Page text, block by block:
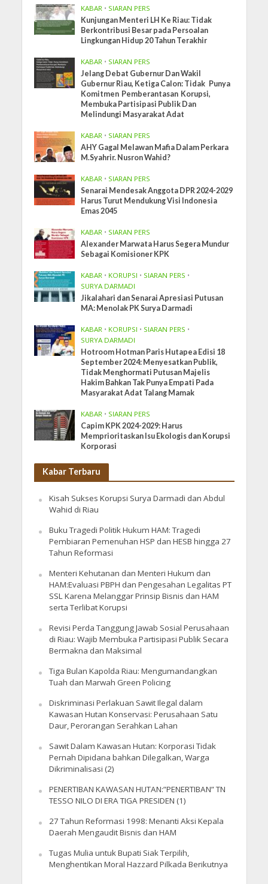
KABAR • SIARAN PERS
Kunjungan Menteri LH Ke Riau: Tidak
Berkontribusi Besar pada Persoalan
Lingkungan Hidup 20 Tahun Terakhir
KABAR • SIARAN PERS
Jelang Debat Gubernur Dan Wakil
Gubernur Riau, Ketiga Calon: Tidak Punya
Komitmen Pemberantasan Korupsi,
Membuka Partisipasi Publik Dan
Melindungi Masyarakat Adat
KABAR • SIARAN PERS
AHY Gagal Melawan Mafia Dalam Perkara
M.Syahrir. Nusron Wahid?
KABAR • SIARAN PERS
Senarai Mendesak Anggota DPR 2024-2029
Harus Turut Mendukung Visi Indonesia
Emas 2045
KABAR • SIARAN PERS
Alexander Marwata Harus Segera Mundur
Sebagai Komisioner KPK
KABAR • KORUPSI • SIARAN PERS •
SURYA DARMADI
Jikalahari dan Senarai Apresiasi Putusan
MA: Menolak PK Surya Darmadi
KABAR • KORUPSI • SIARAN PERS •
SURYA DARMADI
Hotroom Hotman Paris Hutapea Edisi 18
September 2024: Menyesatkan Publik,
Tidak Menghormati Putusan Majelis
Hakim Bahkan Tak Punya Empati Pada
Masyarakat Adat Talang Mamak
KABAR • SIARAN PERS
Capim KPK 2024-2029: Harus
Memprioritaskan Isu Ekologis dan Korupsi
Korporasi
Kabar Terbaru
Kisah Sukses Korupsi Surya Darmadi dan Abdul
Wahid di Riau
Buku Tragedi Politik Hukum HAM: Tragedi
Pembiaran Pemenuhan HSP dan HESB hingga 27
Tahun Reformasi
Menteri Kehutanan dan Menteri Hukum dan
HAM:Evaluasi PBPH dan Pengesahan Legalitas PT
SSL Karena Melanggar Prinsip Bisnis dan HAM
serta Terlibat Korupsi
Revisi Perda Tanggung Jawab Sosial Perusahaan
di Riau: Wajib Membuka Partisipasi Publik Secara
Bermakna dan Maksimal
Tiga Bulan Kapolda Riau: Mengumandangkan
Tuah dan Marwah Green Policing
Diskriminasi Perlakuan Sawit Ilegal dalam
Kawasan Hutan Konservasi: Perusahaan Satu
Daur, Perorangan Serahkan Lahan
Sawit Dalam Kawasan Hutan: Korporasi Tidak
Pernah Dipidana bahkan Dilegalkan, Warga
Dikriminalisasi (2)
PENERTIBAN KAWASAN HUTAN:”PENERTIBAN” TN
TESSO NILO DI ERA TIGA PRESIDEN (1)
27 Tahun Reformasi 1998: Menanti Aksi Kepala
Daerah Mengaudit Bisnis dan HAM
Tugas Mulia untuk Bupati Siak Terpilih,
Menghentikan Moral Hazzard Pilkada Berikutnya